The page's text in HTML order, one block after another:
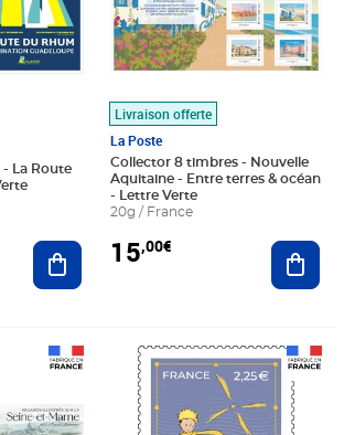
La Route
Ajouter au panier
Livraison offerte
La Poste
Collector 8 timbres - Nouvelle
Aquitaine - Entre terres & océan
- Lettre Verte
20g / France
15,00€
Prix 2,25€